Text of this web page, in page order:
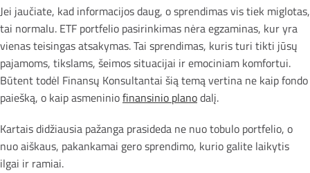
Jei jaučiate, kad informacijos daug, o sprendimas vis tiek miglotas,
tai normalu. ETF portfelio pasirinkimas nėra egzaminas, kur yra
vienas teisingas atsakymas. Tai sprendimas, kuris turi tikti jūsų
pajamoms, tikslams, šeimos situacijai ir emociniam komfortui.
Būtent todėl Finansų Konsultantai šią temą vertina ne kaip fondo
paiešką, o kaip asmeniniofinansinio planodalį.
Kartais didžiausia pažanga prasideda ne nuo tobulo portfelio, o
nuo aiškaus, pakankamai gero sprendimo, kurio galite laikytis
ilgai ir ramiai.